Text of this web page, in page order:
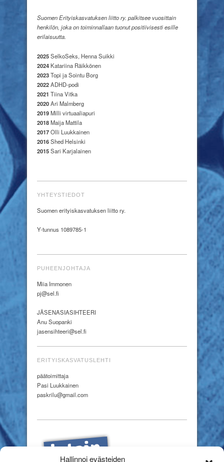
Hallinnoi evästeiden
Suomen Erityiskasvatuksen liitto ry. palkitsee vuosittain
henkilön, joka on toiminnallaan tuonut positiivisesti esille
erilaisuutta.
2025SelkoSeks, Henna Suikki
2024 Katariina Räikkönen
2023Topi ja Sointu Borg
2022ADHD-podi
2021 Tiina Vitka
2020Ari Malmberg
2019Milli virtuaaliapuri
2018Maija Mattila
2017Olli Luukkainen
2016Shed Helsinki
2015Sari Karjalainen
YHTEYSTIEDOT
Suomen erityiskasvatuksen liitto ry.
Y-tunnus 1089785-1
PUHEENJOHTAJA
Miia Immonen
pj@sel.fi
JÄSENASIASIHTEERI
Anu Suopanki
jasensihteeri@sel.fi
ERITYISKASVATUSLEHTI
päätoimittaja
Pasi Luukkainen
paskrilu@gmail.com